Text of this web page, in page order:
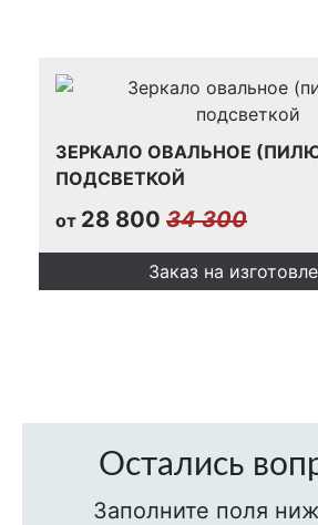
ЗЕРКАЛО ОВАЛЬНОЕ
ПОДСВЕТКОЙ
от 28 800 34 300
Заказ на
Остались
Заполните поля